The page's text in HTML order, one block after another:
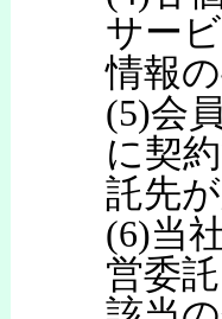
サー
情報
(5)会
に契
託先
(6)当
営委